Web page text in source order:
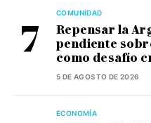
COMUNIDAD
Repensar la
pendiente
como desafío
5 DE AGOSTO DE 2026
ECONOMÍA